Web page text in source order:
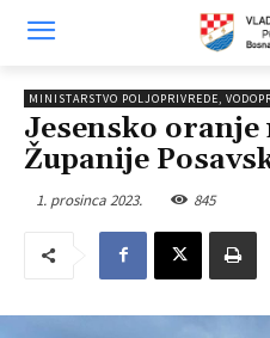
MINISTARSTVO POLJOPRIVREDE,
Jesensko
Županije
1. prosinca 2023. 845